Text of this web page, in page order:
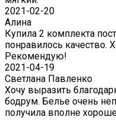
2021-02-20
Алина
Купила 2 комплекта
понравилось качество.
Рекомендую!
2021-04-19
Светлана Павленко
Хочу выразить
бодрум. Белье очень
получила вполне